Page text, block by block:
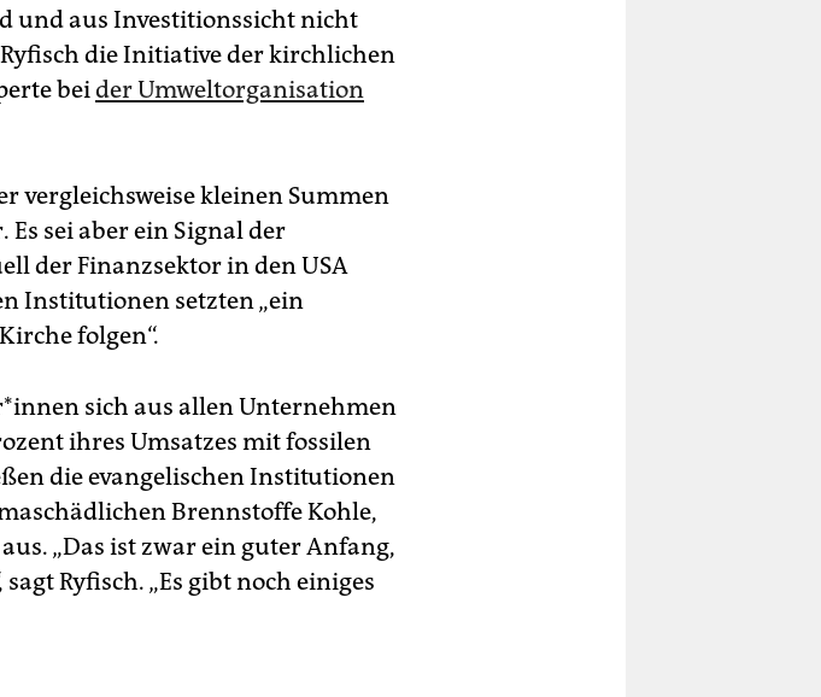
und aus Investitionssicht nicht
die Initiative der kirchlichen
beider Umweltorganisation
vergleichsweise kleinen Summen
Es sei aber ein Signal der
der Finanzsektor in den USA
Institutionen setzten „ein
folgen“.
sich aus allen Unternehmen
ihres Umsatzes mit fossilen
die evangelischen Institutionen
Brennstoffe Kohle,
„Das ist zwar ein guter Anfang,
Ryfisch. „Es gibt noch einiges